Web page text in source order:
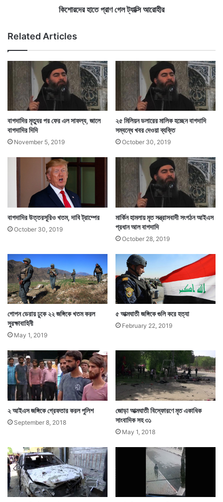
হামলায় কোনও পুলিশকর্মীর মৃত্যুর খবর নেই। জঙ্গি সংগঠন তালিবান
আফগান প্রশাসন জঙ্গি হামলা রুখতে এবার নতুনভাবে ভাবনা চিন্তা
শুরু করেছে।
Tags IS Militants
ক্সি
আ
রো
কিশোরদের হাতে প্রাণ গেল ট্যাক্সি আরোহীর
Related Articles
বাগদাদির মৃত্যুর পর ফের এল সাফল্য, জালে
বাগদাদির দিদি
November 5, 2019
২৫ মিলিয়ন ডলারের মালিক হচ্ছেন বাগদাদি
সম্বন্ধে খবর দেওয়া ব্যক্তি
October 30, 2019
বাগদাদির উত্তরসূরিও খতম, দাবি ট্রাম্পের
October 30, 2019
মার্কিন হামলায় মৃত সন্ত্রাসবাদী সংগঠন আইএস
প্রধান আল বাগদাদি
October 28, 2019
গোপন ডেরায় ঢুকে ২২ জঙ্গিকে খতম করল
সুরক্ষাবাহিনী
May 1, 2019
৫ আত্মঘাতী জঙ্গিকে গুলি করে হত্যা
February 22, 2019
২ আইএস জঙ্গিকে গ্রেফতার করল পুলিশ
September 8, 2018
জোড়া আত্মঘাতী বিস্ফোরণে মৃত একাধিক
সাংবাদিক সহ ৩১
May 1, 2018